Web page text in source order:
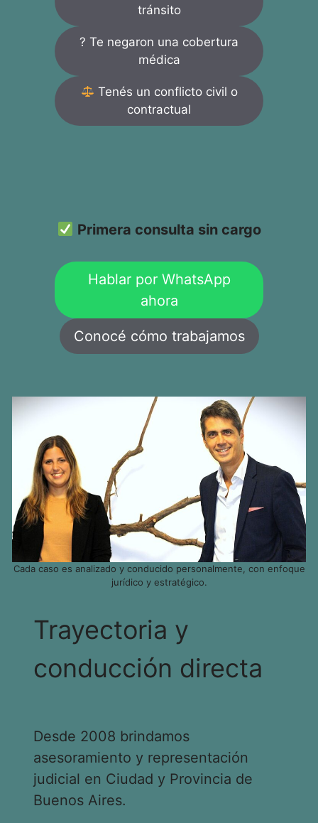
tránsito
? Te negaron una cobertura
médica
Tenés un conflicto civil o
contractual
Primera consulta sin cargo
Hablar por WhatsApp
ahora
Conocé cómo trabajamos
Cada caso es analizado y conducido personalmente, con enfoque
jurídico y estratégico.
Trayectoria y
conducción directa
Desde 2008 brindamos
asesoramiento y representación
judicial en Ciudad y Provincia de
Buenos Aires.